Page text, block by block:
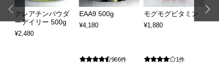
クレアチンパウダ
ーデイリー 500g
¥2,480
EAA9 500g
¥4,180
966件
モグモグビタミン
¥1,880
1件